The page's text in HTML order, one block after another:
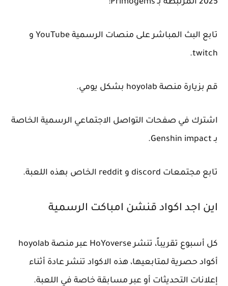
2025 المرتبطة بـ Primogems:
تابع البث المباشر على منصات الرسمية YouTube و
twitch.
قم بزيارة منصة hoyolab بشكل يومي.
اشترك في صفحات التواصل الاجتماعي الرسمية الخاصة
بـ Genshin impact.
تابع مجتمعات discord و reddit الخاص بهذه اللعبة.
اين اجد اكواد قنشن امباكت الرسمية
كل أسبوع تقريباً، تنشر HoYoverse عبر منصة hoyolab
أكواد حصرية لمتابعيها، هذه الاكواد تنشر عادة أثناء
إعلانات التحديثات أو عبر مسابقة خاصة في اللعبة.